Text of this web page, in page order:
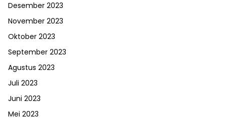
Desember 2023
November 2023
Oktober 2023
September 2023
Agustus 2023
Juli 2023
Juni 2023
Mei 2023